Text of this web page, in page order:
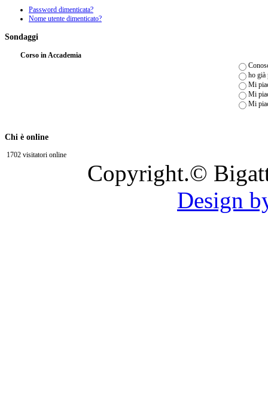
Password dimenticata?
Nome utente dimenticato?
Sondaggi
Corso in Accademia
ho già
Mi
Mi
Mi
Chi è online
1702 visitatori online
Copyright.©
Design